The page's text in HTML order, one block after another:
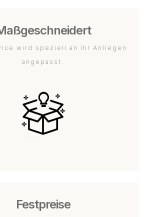
wird speziell an Ihr Anliegen
angepasst.
Festpreise